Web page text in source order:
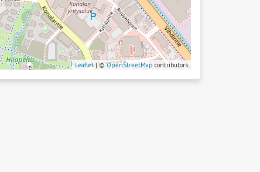
Leaflet| ©OpenStreetMap contributors